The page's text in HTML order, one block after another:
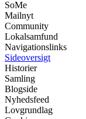
SoMe
Mailnyt
Community
Lokalsamfund
Navigationslinks
Sideoversigt
Historier
Samling
Blogside
Nyhedsfeed
Lovgrundlag